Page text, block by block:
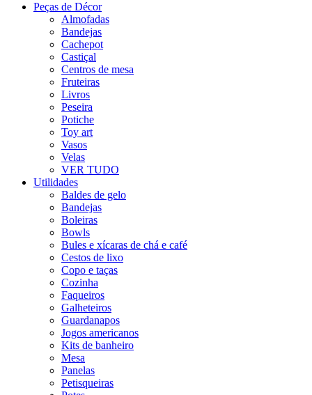
Peças de Décor
Almofadas
Bandejas
Cachepot
Castiçal
Centros de mesa
Fruteiras
Livros
Peseira
Potiche
Toy art
Vasos
Velas
VER TUDO
Utilidades
Baldes de gelo
Bandejas
Boleiras
Bowls
Bules e xícaras de chá e café
Cestos de lixo
Copo e taças
Cozinha
Faqueiros
Galheteiros
Guardanapos
Jogos americanos
Kits de banheiro
Mesa
Panelas
Petisqueiras